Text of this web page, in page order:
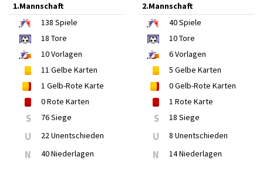
1.Mannschaft
138 Spiele
18 Tore
10Vorlagen
11 Gelbe Karten
1 Gelb-Rote Karte
0Rote Karten
S 76 Siege
U 22 Unentschieden
N 40 Niederlagen
2.Mannschaft
40Spiele
10Tore
6Vorlagen
5 Gelbe Karten
0Gelb-Rote Karten
1 Rote Karte
S 18 Siege
U 8 Unentschieden
N 14 Niederlagen